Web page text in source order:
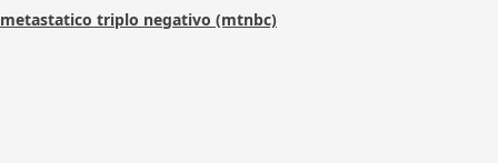
triplo negativo (mtnbc)